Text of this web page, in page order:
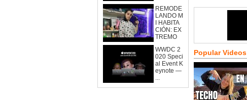
REMODE
LANDO M
I HABITA
CIÓN: EX
TREMO
WWDC 2
020 Speci
al Event K
eynote —
...
Popular Videos